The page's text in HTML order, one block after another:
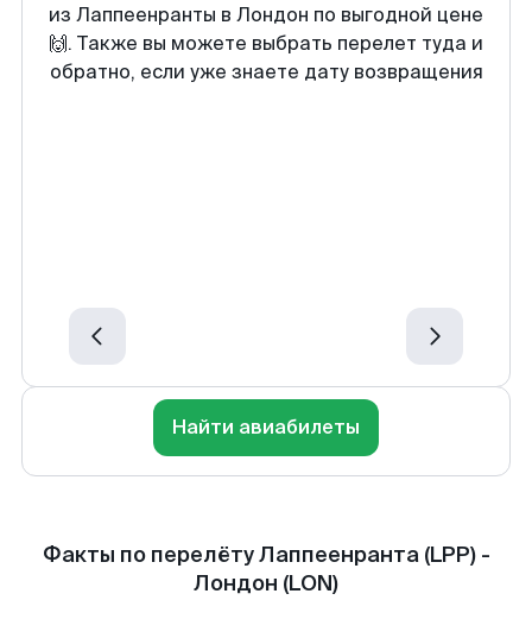
из Лаппеенранты в Лондон по выгодной цене
🙌. Также вы можете выбрать перелет туда и
обратно, если уже знаете дату возвращения
Найти авиабилеты
Факты по перелёту Лаппеенранта (LPP) -
Лондон (LON)